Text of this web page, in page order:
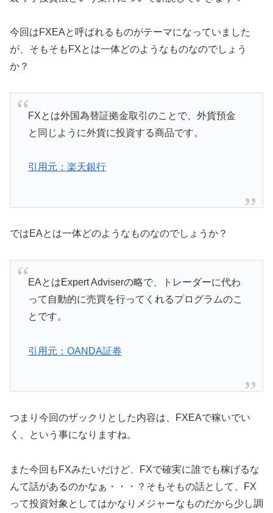
今回はFXEAと呼ばれるものがテーマになっていました
が、そもそもFXとは一体どのようなものなのでしょう
か？
FXとは外国為替証拠金取引のことで、外貨預金
と同じように外貨に投資する商品です。
引用元：楽天銀行
ではEAとは一体どのようなものなのでしょうか？
EAとはExpert Adviserの略で、トレーダーに代わ
って自動的に売買を行ってくれるプログラムのこ
とです。
引用元：OANDA証券
つまり今回のザックリとした内容は、FXEAで稼いでい
く、という事になりますね。
また今回もFXみたいだけど、FXで確実に誰でも稼げるな
んて話があるのかなぁ・・・？そもそもの話として、FX
って投資対象としてはかなりメジャーなものだから少し調